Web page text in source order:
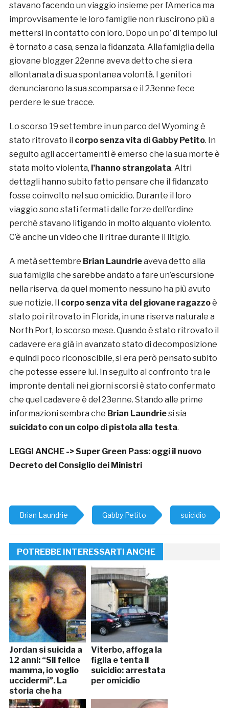
stavano facendo un viaggio insieme per l’America ma
improvvisamente le loro famiglie non riuscirono più a
mettersi in contatto con loro. Dopo un po’ di tempo lui
è tornato a casa, senza la fidanzata. Alla famiglia della
giovane blogger 22enne aveva detto che si era
allontanata di sua spontanea volontà. I genitori
denunciarono la sua scomparsa e il 23enne fece
perdere le sue tracce.
Lo scorso 19 settembre in un parco del Wyoming è
stato ritrovato il corpo senza vita di Gabby Petito. In
seguito agli accertamenti è emerso che la sua morte è
stata molto violenta, l’hanno strangolata. Altri
dettagli hanno subito fatto pensare che il fidanzato
fosse coinvolto nel suo omicidio. Durante il loro
viaggio sono stati fermati dalle forze dell’ordine
perché stavano litigando in molto alquanto violento.
C’è anche un video che li ritrae durante il litigio.
A metà settembre Brian Laundrieaveva detto alla
sua famiglia che sarebbe andato a fare un’escursione
nella riserva, da quel momento nessuno ha più avuto
sue notizie. Il corpo senza vita del giovane ragazzoè
stato poi ritrovato in Florida, in una riserva naturale a
North Port, lo scorso mese. Quando è stato ritrovato il
cadavere era già in avanzato stato di decomposizione
e quindi poco riconoscibile, si era però pensato subito
che potesse essere lui. In seguito al confronto tra le
impronte dentali nei giorni scorsi è stato confermato
che quel cadavere è del 23enne. Stando alle prime
informazioni sembra che Brian Laundriesi sia
suicidato con un colpo di pistola alla testa.
LEGGI ANCHE ->Super Green Pass: oggi il nuovo
Decreto del Consiglio dei Ministri
Brian Laundrie Gabby Petito suicidio
POTREBBE INTERESSARTI ANCHE
Jordan si suicida a
12 anni: “Sii felice
mamma, io voglio
uccidermi”. La
storia che ha
commosso il
Viterbo, affoga la
figlia e tenta il
suicidio: arrestata
per omicidio